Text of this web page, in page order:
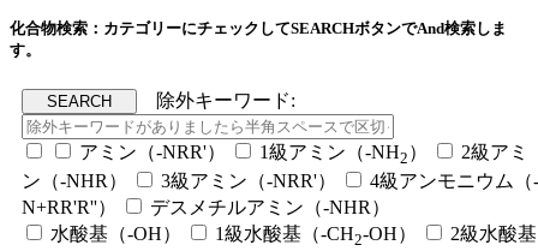
化合物検索：カテゴリーにチェックしてSEARCHボタンでAnd検索しま
す。
除外キーワード:
アミン（-NRR'） 1級アミン（-NH2 ）
2級アミ
ン（-NHR）
3級アミン（-NRR'）
4級アンモニウム（-
N+RR'R''）
デスメチルアミン（-NHR）
水酸基（-OH）
1級水酸基（-CH2-OH）
2級水酸基